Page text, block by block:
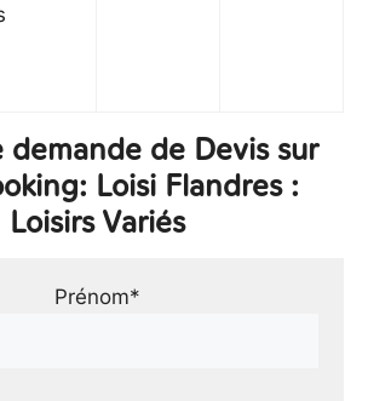
demande de Devis sur
Loisi Flandres :
Loisirs Variés
Prénom*